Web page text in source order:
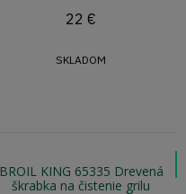
22 €
SKLADOM
BROIL KING 65335 Drevená
škrabka na čistenie grilu